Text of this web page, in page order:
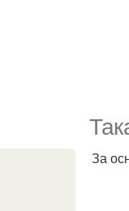
За